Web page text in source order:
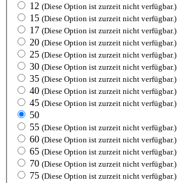
12 (Diese Option ist zurzeit nicht verfügbar.)
15 (Diese Option ist zurzeit nicht verfügbar.)
17 (Diese Option ist zurzeit nicht verfügbar.)
20 (Diese Option ist zurzeit nicht verfügbar.)
25 (Diese Option ist zurzeit nicht verfügbar.)
30 (Diese Option ist zurzeit nicht verfügbar.)
35 (Diese Option ist zurzeit nicht verfügbar.)
40 (Diese Option ist zurzeit nicht verfügbar.)
45 (Diese Option ist zurzeit nicht verfügbar.)
50
55 (Diese Option ist zurzeit nicht verfügbar.)
60 (Diese Option ist zurzeit nicht verfügbar.)
65 (Diese Option ist zurzeit nicht verfügbar.)
70 (Diese Option ist zurzeit nicht verfügbar.)
75 (Diese Option ist zurzeit nicht verfügbar.)